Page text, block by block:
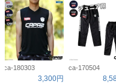
ca-180303
3,300円
ca-170504